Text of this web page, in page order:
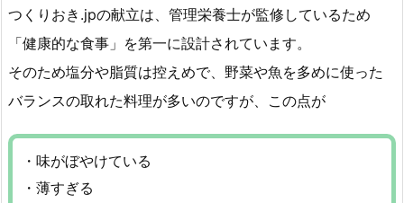
つくりおき.jpの献立は、管理栄養士が監修しているため
「健康的な食事」を第一に設計されています。
そのため塩分や脂質は控えめで、野菜や魚を多めに使った
バランスの取れた料理が多いのですが、この点が
・味がぼやけている
・薄すぎる